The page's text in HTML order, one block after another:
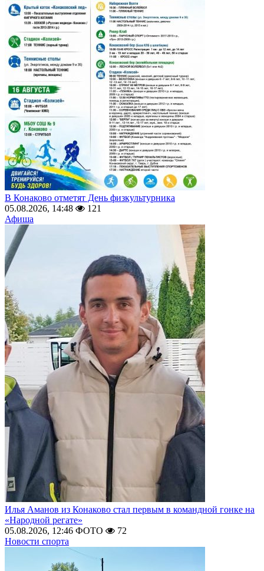
В Конаково отметят День физкультурника
05.08.2026, 14:48
121
Афиша
Илья Аманов из Конаково стал первым в командной гонке на
«Народной регате»
05.08.2026, 12:46 ФОТО
72
Новости спорта